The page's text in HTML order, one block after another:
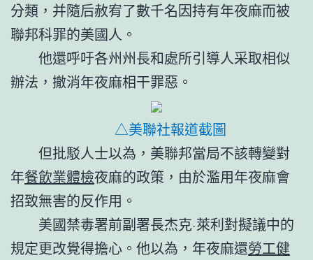
分類，并隨后赦宥了數千名因持有年夜麻而被
聯邦科罪的美國人。
他還呼吁各州州長和處所引導人采取相似
辦法，撤消年夜麻相干罪惡。
△美聯社報道截圖
但批駁人士以為，美聯邦當局不該轉變對
年餐飲業體檢夜麻的政策，由於濫用年夜麻會
招致無害的反作用。
美國禁毒署前副署長杰克·萊利對擬議中的
規定更改覺得擔心。他以為，年夜麻還勞工健